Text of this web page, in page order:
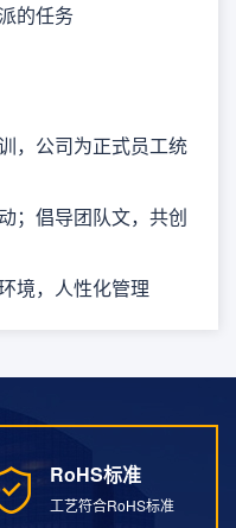
的任务
，公司为正式员工统
；倡导团队文，共创
境，人性化管理
RoHS标准
工艺符合RoHS标准
RoHS标准